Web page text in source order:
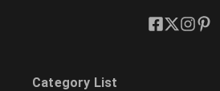
Category List